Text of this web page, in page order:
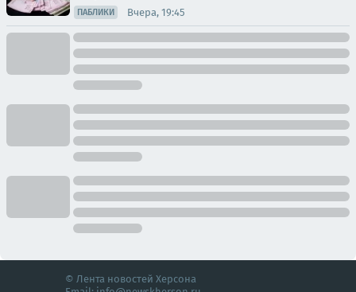
ПАБЛИКИ Вчера, 19:45
© Лента новостей Херсона